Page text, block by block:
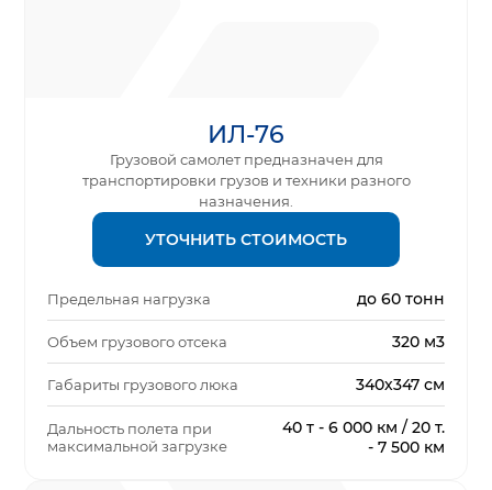
ИЛ-76
Грузовой самолет предназначен для
транспортировки грузов и техники разного
назначения.
УТОЧНИТЬ СТОИМОСТЬ
Предельная нагрузка до 60 тонн
Объем грузового отсека 320 м3
Габариты грузового люка 340х347 см
Дальность полета при
максимальной загрузке
40 т - 6 000 км / 20 т.
- 7 500 км